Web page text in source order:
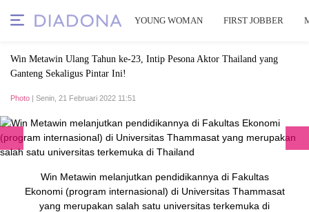
YOUNG WOMAN FIRST JOBBER
Win Metawin Ulang Tahun ke-23, Intip Pesona Aktor Thailand yang
Ganteng Sekaligus Pintar Ini!
Photo | Senin, 21 Februari 2022 11:51
Win Metawin melanjutkan pendidikannya di Fakultas
Ekonomi (program internasional) di Universitas Thammasat
yang merupakan salah satu universitas terkemuka di